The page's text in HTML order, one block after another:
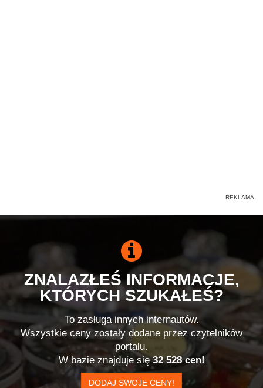
ZNALAZŁEŚ INFORMACJE,
KTÓRYCH SZUKAŁEŚ?
To zasługa innych internautów.
Wszystkie ceny zostały dodane przez czytelników
portalu.
W bazie znajduje się32 528 cen!
DODAJ SWOJE CENY!